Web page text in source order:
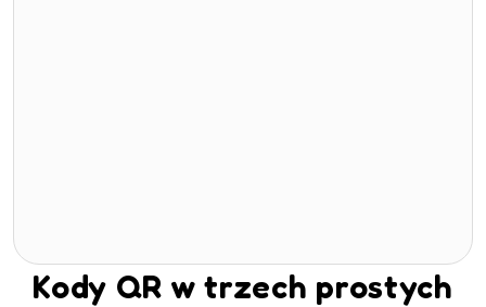
Kody QR w trzech prostych